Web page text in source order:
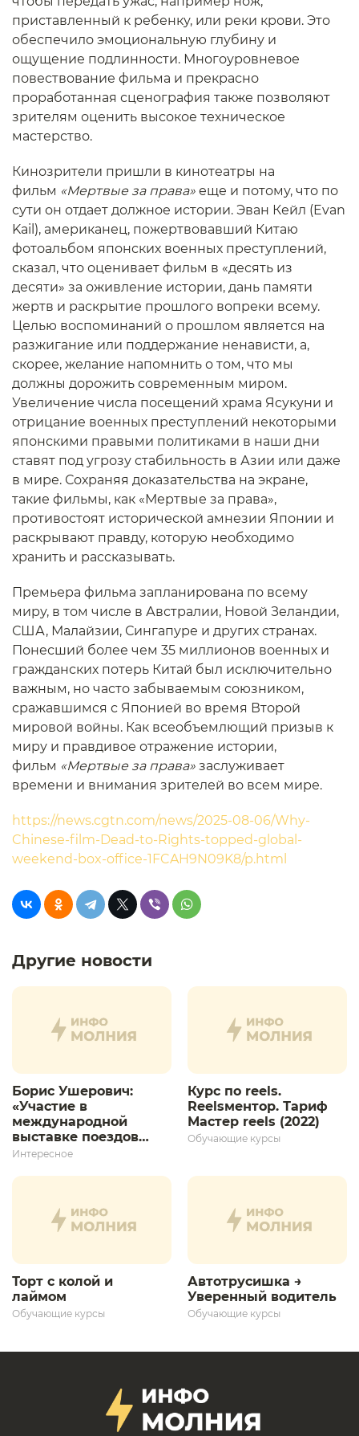
приставленный к ребенку, или реки крови. Это
обеспечило эмоциональную глубину и
ощущение подлинности. Многоуровневое
повествование фильма и прекрасно
проработанная сценография также позволяют
зрителям оценить высокое техническое
мастерство.
Кинозрители пришли в кинотеатры на
фильм «Мертвые за права» еще и потому, что по
сути он отдает должное истории. Эван Кейл (Evan
Kail), американец, пожертвовавший Китаю
фотоальбом японских военных преступлений,
сказал, что оценивает фильм в «десять из
десяти» за оживление истории, дань памяти
жертв и раскрытие прошлого вопреки всему.
Целью воспоминаний о прошлом является на
разжигание или поддержание ненависти, а,
скорее, желание напомнить о том, что мы
должны дорожить современным миром.
Увеличение числа посещений храма Ясукуни и
отрицание военных преступлений некоторыми
японскими правыми политиками в наши дни
ставят под угрозу стабильность в Азии или даже
в мире. Сохраняя доказательства на экране,
такие фильмы, как «Мертвые за права»,
противостоят исторической амнезии Японии и
раскрывают правду, которую необходимо
хранить и рассказывать.
Премьера фильма запланирована по всему
миру, в том числе в Австралии, Новой Зеландии,
США, Малайзии, Сингапуре и других странах.
Понесший более чем 35 миллионов военных и
гражданских потерь Китай был исключительно
важным, но часто забываемым союзником,
сражавшимся с Японией во время Второй
мировой войны. Как всеобъемлющий призыв к
миру и правдивое отражение истории,
фильм «Мертвые за права» заслуживает
времени и внимания зрителей во всем мире.
https://news.cgtn.com/news/2025-08-06/Why-
Chinese-film-Dead-to-Rights-topped-global-
weekend-box-office-1FCAH9N09K8/p.html
Другие новости
Борис Ушерович:
«Участие в
международной
выставке поездов
дает толчок для
развития»
Интересное
Курс по reels.
Reelsментор. Тариф
Мастер reels (2022)
Обучающие курсы
Торт с колой и
лаймом
Обучающие курсы
Автотрусишка →
Уверенный водитель​
Обучающие курсы